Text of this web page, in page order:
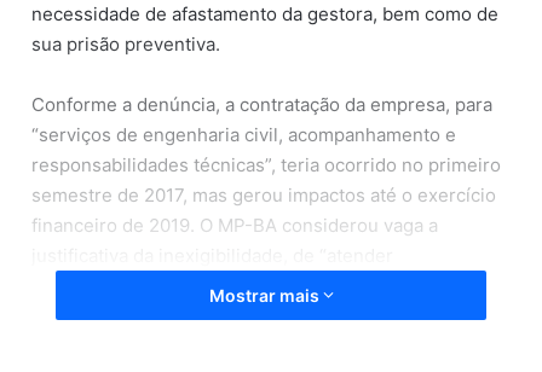
necessidade de afastamento da gestora, bem como de
sua prisão preventiva.
Conforme a denúncia, a contratação da empresa, para
“serviços de engenharia civil, acompanhamento e
responsabilidades técnicas”, teria ocorrido no primeiro
semestre de 2017, mas gerou impactos até o exercício
financeiro de 2019. O MP-BA considerou vaga a
necessidades técnicas de medições, conformidades,
em várias obras”.
Mostrar mais